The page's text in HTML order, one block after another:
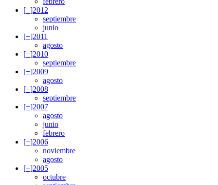
[+]2012
septiembre
junio
[+]2011
agosto
[+]2010
septiembre
[+]2009
agosto
[+]2008
septiembre
[+]2007
agosto
junio
febrero
[+]2006
noviembre
agosto
[+]2005
octubre